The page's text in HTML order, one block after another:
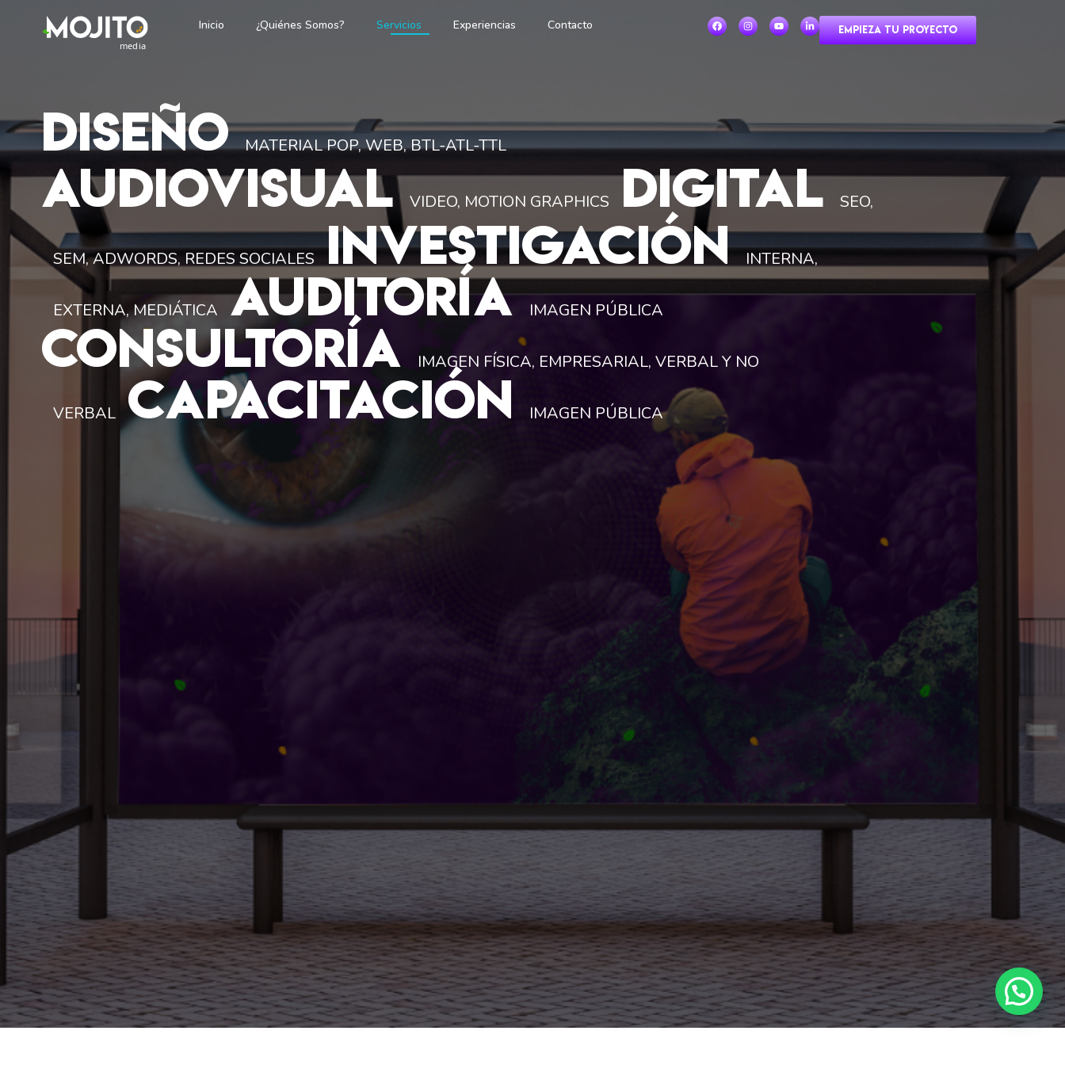
Inicio ¿Quiénes Somos? Servicios Experiencias Contacto EMPIEZA TU PROYECTO
DISEÑO MATERIAL POP, WEB, BTL-ATL-TTL
AUDIOVISUAL VIDEO, MOTION GRAPHICS DIGITAL SEO,
SEM, ADWORDS, REDES SOCIALES INVESTIGACIÓN INTERNA,
EXTERNA, MEDIÁTICA AUDITORÍA IMAGEN PÚBLICA
CONSULTORÍA IMAGEN FÍSICA, EMPRESARIAL, VERBAL Y NO
VERBAL CAPACITACIÓN IMAGEN PÚBLICA
¿Buscas una colaboración para tu próximo proyecto?
CONTÁCTANOS contacto@mojitomedia.mx
Aviso de Privacidad
Términos y condiciones
2024 Copyright:Mojito Media | Designed ByMojito Media